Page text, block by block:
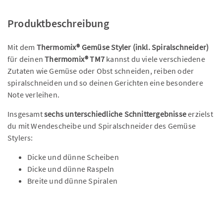
Produktbeschreibung
Mit dem Thermomix® Gemüse Styler (inkl. Spiralschneider)
für deinenThermomix® TM7 kannst du viele verschiedene
Zutaten wie Gemüse oder Obst schneiden, reiben oder
spiralschneiden und so deinen Gerichten eine besondere
Note verleihen.
Insgesamtsechs unterschiedliche Schnittergebnisseerzielst
du mit Wendescheibe und Spiralschneider des Gemüse
Stylers:
Dicke und dünne Scheiben
Dicke und dünne Raspeln
Breite und dünne Spiralen